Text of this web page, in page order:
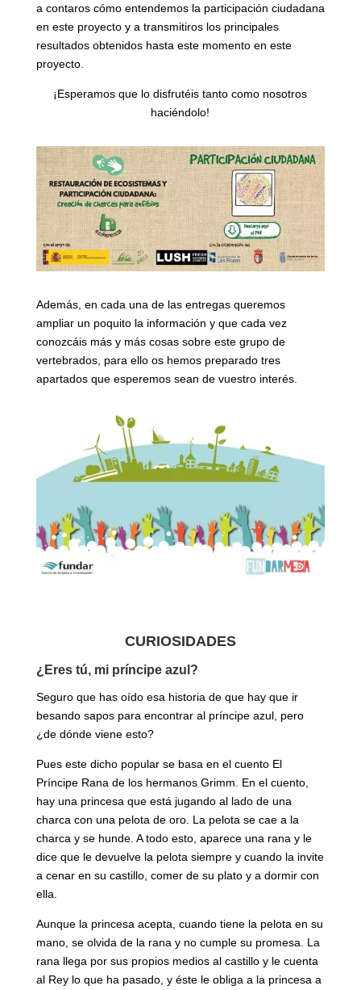
a contaros cómo entendemos la participación ciudadana
en este proyecto y a transmitiros los principales
resultados obtenidos hasta este momento en este
proyecto.
¡Esperamos que lo disfrutéis tanto como nosotros
haciéndolo!
Además, en cada una de las entregas queremos
ampliar un poquito la información y que cada vez
conozcáis más y más cosas sobre este grupo de
vertebrados, para ello os hemos preparado tres
apartados que esperemos sean de vuestro interés.
CURIOSIDADES
¿Eres tú, mi príncipe azul?
Seguro que has oído esa historia de que hay que ir
besando sapos para encontrar al príncipe azul, pero
¿de dónde viene esto?
Pues este dicho popular se basa en el cuento El
Príncipe Rana de los hermanos Grimm. En el cuento,
hay una princesa que está jugando al lado de una
charca con una pelota de oro. La pelota se cae a la
charca y se hunde. A todo esto, aparece una rana y le
dice que le devuelve la pelota siempre y cuando la invite
a cenar en su castillo, comer de su plato y a dormir con
ella.
Aunque la princesa acepta, cuando tiene la pelota en su
mano, se olvida de la rana y no cumple su promesa. La
rana llega por sus propios medios al castillo y le cuenta
al Rey lo que ha pasado, y éste le obliga a la princesa a